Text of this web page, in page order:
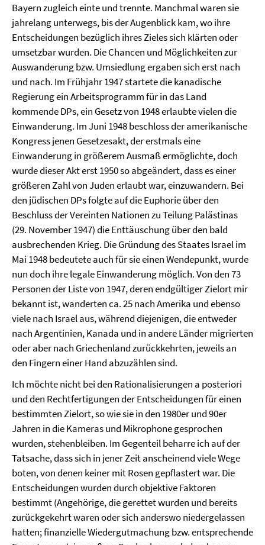
Bayern zugleich einte und trennte. Manchmal waren sie
jahrelang unterwegs, bis der Augenblick kam, wo ihre
Entscheidungen bezüglich ihres Zieles sich klärten oder
umsetzbar wurden. Die Chancen und Möglichkeiten zur
Auswanderung bzw. Umsiedlung ergaben sich erst nach
und nach. Im Frühjahr 1947 startete die kanadische
Regierung ein Arbeitsprogramm für in das Land
kommende DPs, ein Gesetz von 1948 erlaubte vielen die
Einwanderung. Im Juni 1948 beschloss der amerikanische
Kongress jenen Gesetzesakt, der erstmals eine
Einwanderung in größerem Ausmaß ermöglichte, doch
wurde dieser Akt erst 1950 so abgeändert, dass es einer
größeren Zahl von Juden erlaubt war, einzuwandern. Bei
den jüdischen DPs folgte auf die Euphorie über den
Beschluss der Vereinten Nationen zu Teilung Palästinas
(29. November 1947) die Enttäuschung über den bald
ausbrechenden Krieg. Die Gründung des Staates Israel im
Mai 1948 bedeutete auch für sie einen Wendepunkt, wurde
nun doch ihre legale Einwanderung möglich. Von den 73
Personen der Liste von 1947, deren endgültiger Zielort mir
bekannt ist, wanderten ca. 25 nach Amerika und ebenso
viele nach Israel aus, während diejenigen, die entweder
nach Argentinien, Kanada und in andere Länder migrierten
oder aber nach Griechenland zurückkehrten, jeweils an
den Fingern einer Hand abzuzählen sind.
Ich möchte nicht bei den Rationalisierungen a posteriori
und den Rechtfertigungen der Entscheidungen für einen
bestimmten Zielort, so wie sie in den 1980er und 90er
Jahren in die Kameras und Mikrophone gesprochen
wurden, stehenbleiben. Im Gegenteil beharre ich auf der
Tatsache, dass sich in jener Zeit anscheinend viele Wege
boten, von denen keiner mit Rosen gepflastert war. Die
Entscheidungen wurden durch objektive Faktoren
bestimmt (Angehörige, die gerettet wurden und bereits
zurückgekehrt waren oder sich anderswo niedergelassen
hatten; finanzielle Wiedergutmachung bzw. entsprechende